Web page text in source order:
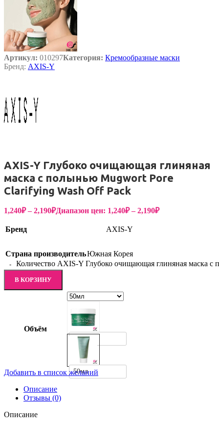
Артикул: 010297Категория: Кремообразные маски
Бренд: AXIS-Y
AXIS-Y Глубоко очищающая глиняная
маска с полынью Mugwort Pore
Clarifying Wash Off Pack
1,240₽ – 2,190₽Диапазон цен: 1,240₽ – 2,190₽
Бренд AXIS-Y
Страна производительЮжная Корея
Количество AXIS-Y Глубоко очищающая глиняная маска
В КОРЗИНУ
Объём
100мл
50мл
Добавить в список желаний
Описание
Отзывы (0)
Описание